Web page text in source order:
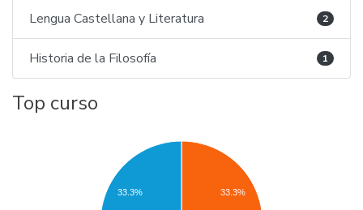
Lengua Castellana y Literatura 2
Historia de la Filosofía 1
Top curso
33.3%
33.3%